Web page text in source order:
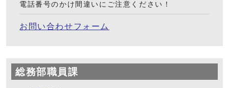
電話番号のかけ間違いにご注意ください！
お問い合わせフォーム
総務部職員課